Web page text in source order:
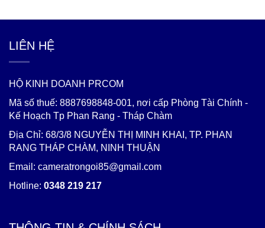
LIÊN HỆ
HỘ KINH DOANH PRCOM
Mã số thuế: 8887698848-001, nơi cấp Phòng Tài Chính -
Kế Hoạch Tp Phan Rang - Tháp Chàm
Địa Chỉ: 68/3/8 NGUYỄN THỊ MINH KHAI, TP. PHAN
RANG THÁP CHÀM, NINH THUẬN
Email: cameratrongoi85@gmail.com
Hotline: 0348 219 217